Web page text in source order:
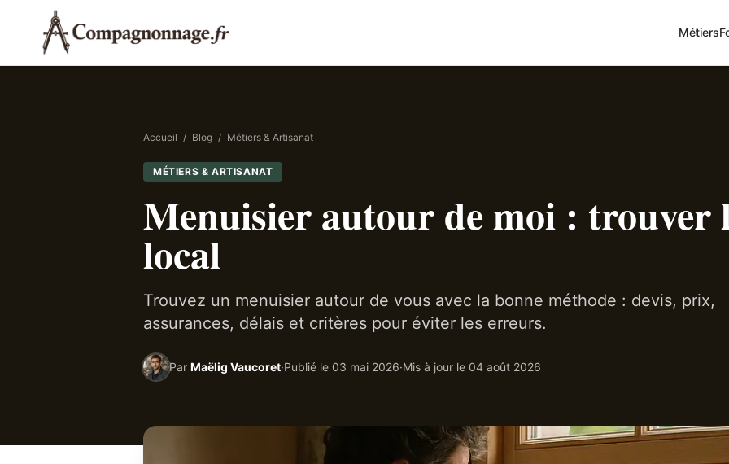
Métiers
Accueil / Blog / Métiers & Artisanat
MÉTIERS & ARTISANAT
Menuisier autour de moi : trouver
local
Trouvez un menuisier autour de vous avec la bonne méthode : devis, prix,
assurances, délais et critères pour éviter les erreurs.
Par Maëlig Vaucoret·Publié le 03 mai 2026·Mis à jour le 04 août 2026